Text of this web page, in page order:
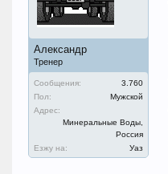
Александр
Тренер
Сообщения:
3.760
Пол:
Мужской
Адрес:
Минеральные Воды,
Россия
Езжу на:
Уаз